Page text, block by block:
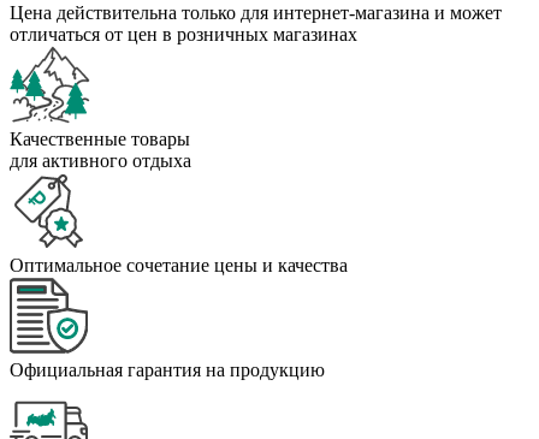
Цена действительна только для интернет-магазина и может
отличаться от цен в розничных магазинах
Качественные товары
для активного отдыха
Оптимальное сочетание цены и качества
Официальная гарантия на продукцию